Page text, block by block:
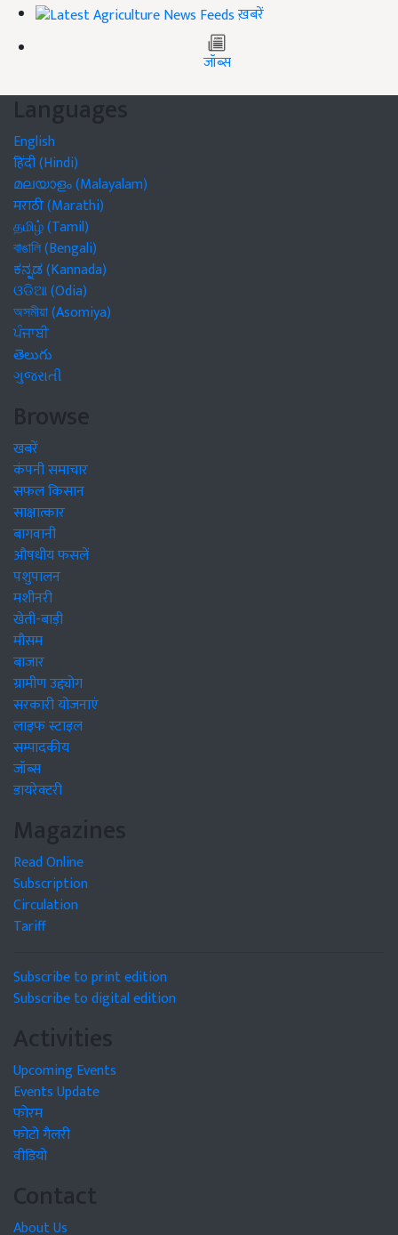
ख़बरें
जॉब्स
Languages
English
हिंदी (Hindi)
മലയാളം (Malayalam)
मराठी (Marathi)
தமிழ் (Tamil)
বাঙালি (Bengali)
ಕನ್ನಡ (Kannada)
ଓଡିଆ (Odia)
অসমীয়া (Asomiya)
ਪੰਜਾਬੀ
తెలుగు
ગુજરાતી
Browse
खबरें
कंपनी समाचार
सफल किसान
साक्षात्कार
बागवानी
औषधीय फसलें
पशुपालन
मशीनरी
खेती-बाड़ी
मौसम
बाजार
ग्रामीण उद्द्योग
सरकारी योजनाएं
लाइफ स्टाइल
सम्पादकीय
जॉब्स
डायरेक्टरी
Magazines
Read Online
Subscription
Circulation
Tariff
Subscribe to print edition
Subscribe to digital edition
Activities
Upcoming Events
Events Update
फोरम
फोटो गैलरी
वीडियो
Contact
About Us